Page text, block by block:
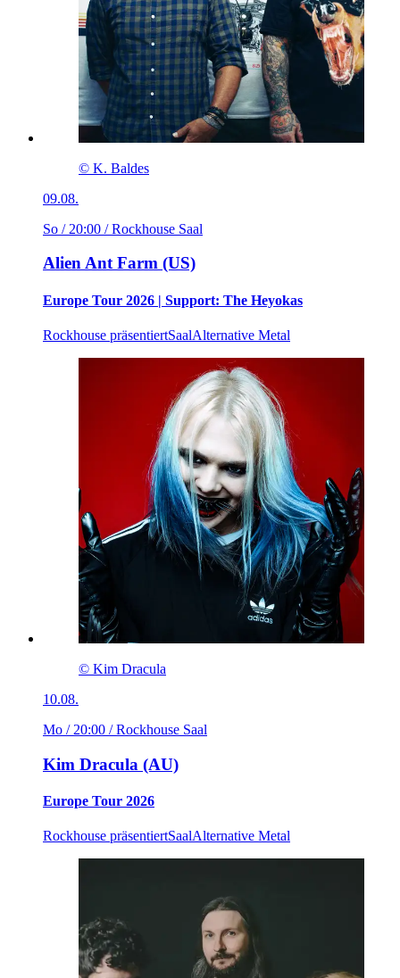
© K. Baldes
09.08.
So / 20:00 / Rockhouse Saal
Alien Ant Farm (US)
Europe Tour 2026 | Support: The Heyokas
Rockhouse präsentiertSaalAlternative Metal
© Kim Dracula
10.08.
Mo / 20:00 / Rockhouse Saal
Kim Dracula (AU)
Europe Tour 2026
Rockhouse präsentiertSaalAlternative Metal